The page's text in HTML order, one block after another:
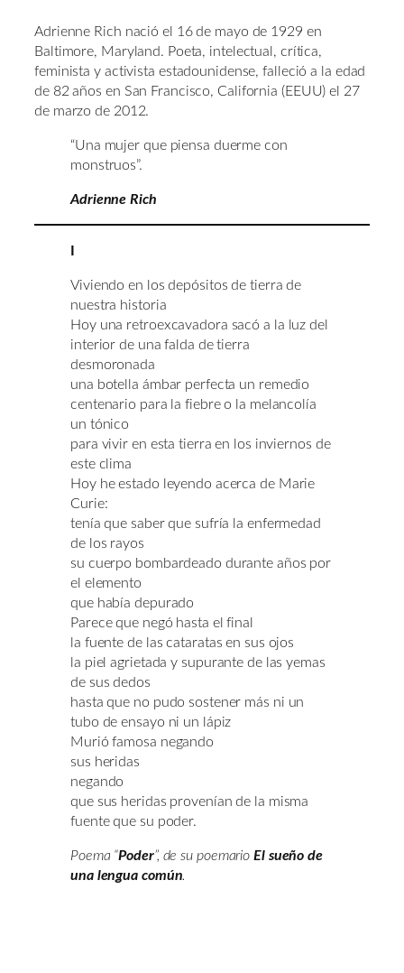
Adrienne Rich nació el 16 de mayo de 1929 en
Baltimore, Maryland. Poeta, intelectual, crítica,
feminista y activista estadounidense, falleció a la edad
de 82 años en San Francisco, California (EEUU) el 27
de marzo de 2012.
“Una mujer que piensa duerme con
monstruos”.
Adrienne Rich
I
Viviendo en los depósitos de tierra de
nuestra historia
Hoy una retroexcavadora sacó a la luz del
interior de una falda de tierra
desmoronada
una botella ámbar perfecta un remedio
centenario para la fiebre o la melancolía
un tónico
para vivir en esta tierra en los inviernos de
este clima
Hoy he estado leyendo acerca de Marie
Curie:
tenía que saber que sufría la enfermedad
de los rayos
su cuerpo bombardeado durante años por
el elemento
que había depurado
Parece que negó hasta el final
la fuente de las cataratas en sus ojos
la piel agrietada y supurante de las yemas
de sus dedos
hasta que no pudo sostener más ni un
tubo de ensayo ni un lápiz
Murió famosa negando
sus heridas
negando
que sus heridas provenían de la misma
fuente que su poder.
Poema “Poder”, de su poemarioEl sueño de
una lengua común.